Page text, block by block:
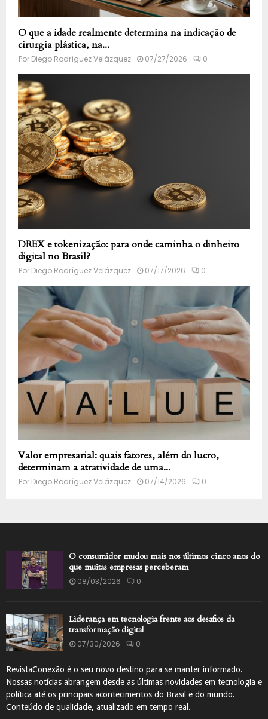
O que a idade realmente determina na indicação de
cirurgia plástica, na...
Por Diego Rodríguez Velázquez 07/27/2026 0
DREX e tokenização: para onde caminha o dinheiro
digital no Brasil?
Por Diego Rodríguez Velázquez 07/17/2026 0
Valor empresarial: quais fatores, além do lucro,
determinam a atratividade de uma...
Por Diego Rodríguez Velázquez 07/14/2026 0
O consumidor mudou mais nos últimos cinco anos do
que muitas empresas perceberam
08/03/2026 0
Liderança em tecnologia frente aos desafios da
transformação digital
07/30/2026 0
RevistaConexão é o seu novo destino para se manter informado.
Nossas notícias abrangem desde as últimas novidades em tecnologia e
política até os principais acontecimentos do Brasil e do mundo.
Conteúdo de qualidade, atualizado em tempo real.